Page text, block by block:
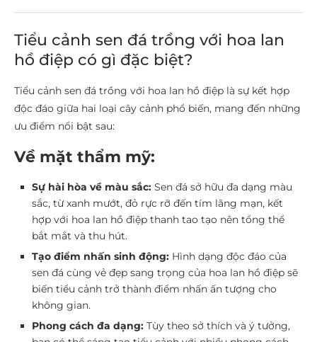
Tiểu cảnh sen đá trồng với hoa lan
hồ điệp có gì đặc biệt?
Tiểu cảnh sen đá trồng với hoa lan hồ điệp là sự kết hợp
độc đáo giữa hai loại cây cảnh phổ biến, mang đến những
ưu điểm nổi bật sau:
Về mặt thẩm mỹ:
Sự hài hòa về màu sắc: Sen đá sở hữu đa dạng màu
sắc, từ xanh mướt, đỏ rực rỡ đến tím lãng mạn, kết
hợp với hoa lan hồ điệp thanh tao tạo nên tổng thể
bắt mắt và thu hút.
Tạo điểm nhấn sinh động: Hình dạng độc đáo của
sen đá cùng vẻ đẹp sang trọng của hoa lan hồ điệp sẽ
biến tiểu cảnh trở thành điểm nhấn ấn tượng cho
không gian.
Phong cách đa dạng: Tùy theo sở thích và ý tưởng,